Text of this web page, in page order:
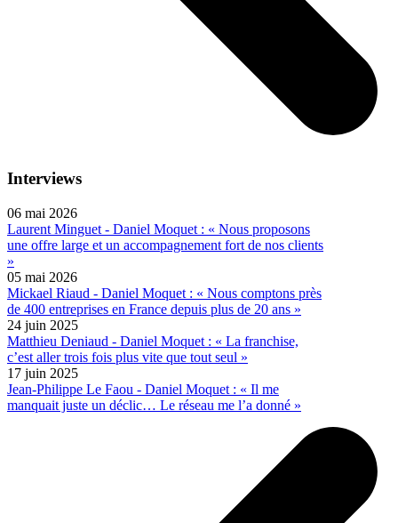
Interviews
06 mai 2026
Laurent Minguet - Daniel Moquet : « Nous proposons
une offre large et un accompagnement fort de nos clients
»
05 mai 2026
Mickael Riaud - Daniel Moquet : « Nous comptons près
de 400 entreprises en France depuis plus de 20 ans »
24 juin 2025
Matthieu Deniaud - Daniel Moquet : « La franchise,
c’est aller trois fois plus vite que tout seul »
17 juin 2025
Jean-Philippe Le Faou - Daniel Moquet : « Il me
manquait juste un déclic… Le réseau me l’a donné »